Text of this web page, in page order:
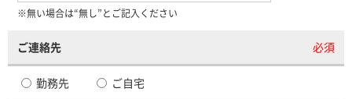
※無い場合は“無し”とご記入ください
ご連絡先 必須
勤務先 ご自宅